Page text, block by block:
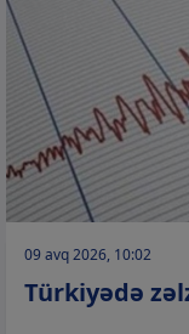
09 avq 2026, 10:02
Türkiyədə